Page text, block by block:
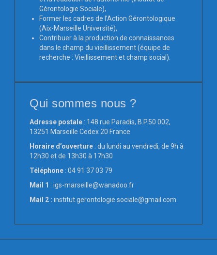
Gérontologie Sociale),
Former les cadres de l’Action Gérontologique
(Aix-Marseille Université),
Contribuer à la production de connaissances
dans le champ du vieillissement (équipe de
recherche : Vieillissement et champ social).
Qui sommes nous ?
Adresse postale : 148 rue Paradis, B.P.50 002,
13251 Marseille Cedex 20 France
Horaire d’ouverture : du lundi au vendredi, de 9h à
12h30 et de 13h30 à 17h30
Téléphone : 04 91 37 03 79
Mail 1 : igs-marseille@wanadoo.fr
Mail 2 : institut.gerontologie.sociale@gmail.com